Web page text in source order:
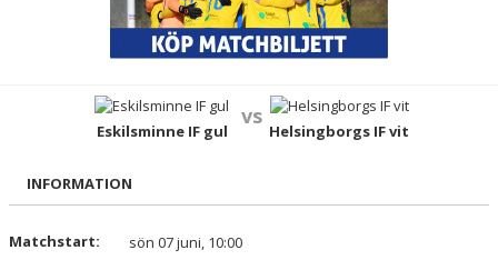
BILDGALLERI
Eskilsminne IF gul
vs
Helsingborgs IF vit
INFORMATION
Matchstart:
sön 07 juni, 10:00